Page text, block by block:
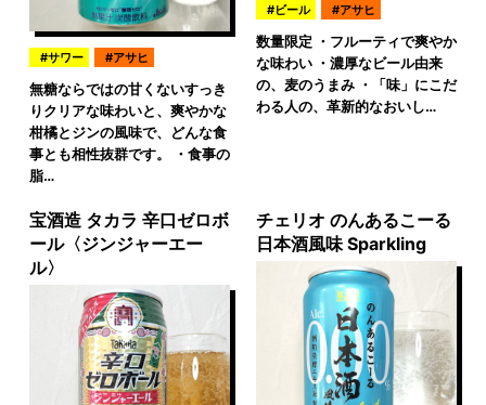
サワー アサヒ
無糖ならではの甘くないすっき
りクリアな味わいと、爽やかな
柑橘とジンの風味で、どんな食
事とも相性抜群です。 ・食事の
脂…
ビール アサヒ
数量限定 ・フルーティで爽やか
な味わい ・濃厚なビール由来
の、麦のうまみ ・「味」にこだ
わる人の、革新的なおいし…
宝酒造 タカラ 辛口ゼロボ
ール〈ジンジャーエー
ル〉
チェリオ のんあるこーる
日本酒風味 Sparkling